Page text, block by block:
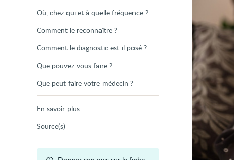
Où, chez qui et à quelle fréquence ?
Comment le reconnaître ?
Comment le diagnostic est-il posé ?
Que pouvez-vous faire ?
Que peut faire votre médecin ?
En savoir plus
Source(s)